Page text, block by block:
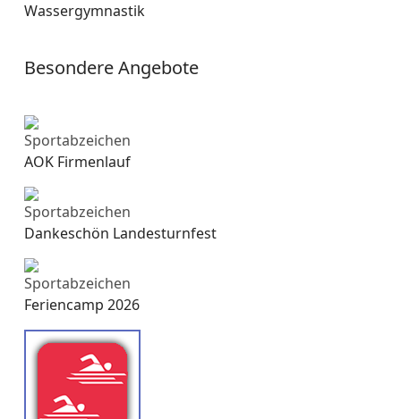
Wassergymnastik
Besondere Angebote
AOK Firmenlauf
Dankeschön Landesturnfest
Feriencamp 2026